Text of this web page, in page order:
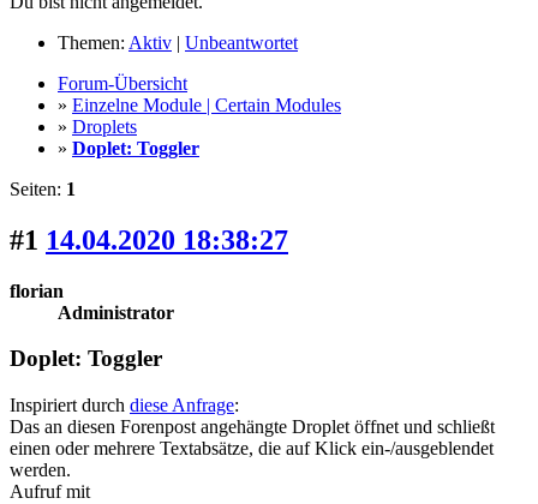
Themen: Aktiv | Unbeantwortet
Forum-Übersicht
» Einzelne Module | Certain Modules
» Droplets
» Doplet: Toggler
Seiten: 1
#1 14.04.2020 18:38:27
florian
Administrator
Doplet: Toggler
Inspiriert durch diese Anfrage:
Das an diesen Forenpost angehängte Droplet öffnet und schließt
einen oder mehrere Textabsätze, die auf Klick ein-/ausgeblendet
werden.
Aufruf mit